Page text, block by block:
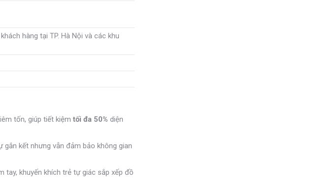
hàng tại TP. Hà Nội và các khu
tốn, giúp tiết kiệm tối đa 50% diện
kết nhưng vẫn đảm bảo không gian
tay, khuyến khích trẻ tự giác sắp xếp đồ